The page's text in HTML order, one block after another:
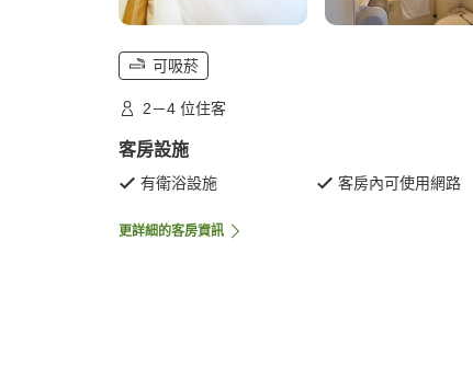
可吸菸
2－4 位住客
客房設施
有衛浴設施 客房內可使用網路
更詳細的客房資訊